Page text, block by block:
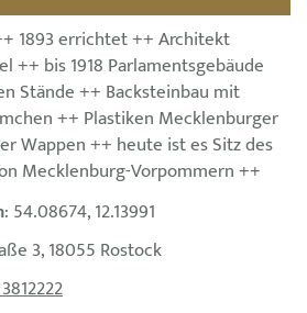
1893 errichtet ++ Architekt
++ bis 1918 Parlamentsgebäude
Stände ++ Backsteinbau mit
++ Plastiken Mecklenburger
Wappen ++ heute ist es Sitz des
Mecklenburg-Vorpommern ++
: 54.08674, 12.13991
3, 18055 Rostock